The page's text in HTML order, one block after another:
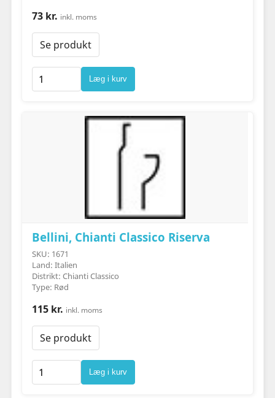
73 kr. inkl. moms
Se produkt
Læg i kurv
Bellini, Chianti Classico Riserva
SKU: 1671
Land: Italien
Distrikt: Chianti Classico
Type: Rød
115 kr. inkl. moms
Se produkt
Læg i kurv